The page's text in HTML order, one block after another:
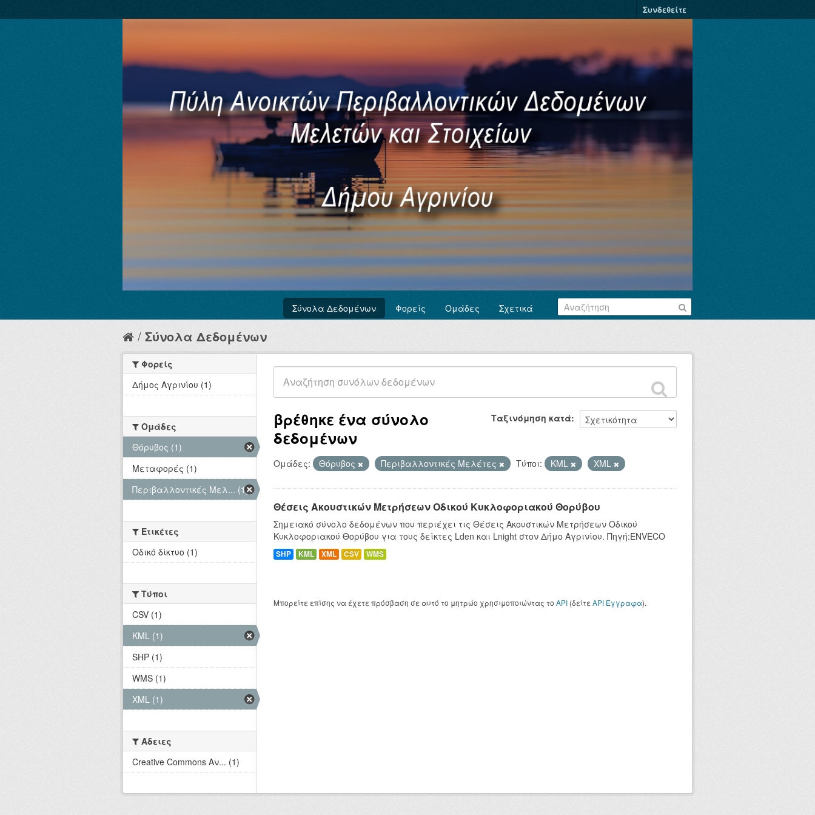
Συνδεθείτε
Σύνολα Δεδομένων Φορείς Ομάδες Σχετικά
Σύνολα Δεδομένων
Ταξινόμηση κατά
βρέθηκε ένα σύνολο
δεδομένων
Ομάδες: Θόρυβος Περιβαλλοντικές Μελέτες Τύποι: KML XML
Θέσεις Ακουστικών Μετρήσεων Οδικού Κυκλοφοριακού Θορύβου
Σημειακό σύνολο δεδομένων που περιέχει τις Θέσεις Ακουστικών Μετρήσεων Οδικού
Κυκλοφοριακού Θορύβου για τους δείκτες Lden και Lnight στον Δήμο Αγρινίου. Πηγή:ENVECO
SHP KML XML CSV WMS
Μπορείτε επίσης να έχετε πρόσβαση σε αυτό το μητρώο χρησιμοποιώντας το API (δείτε API Έγγραφα).
Φορείς
Δήμος Αγρινίου (1)
Ομάδες
Θόρυβος (1)
Μεταφορές (1)
Περιβαλλοντικές Μελ... (1)
Ετικέτες
Οδικό δίκτυο (1)
Τύποι
CSV (1)
KML (1)
SHP (1)
WMS (1)
XML (1)
Άδειες
Creative Commons Αν... (1)